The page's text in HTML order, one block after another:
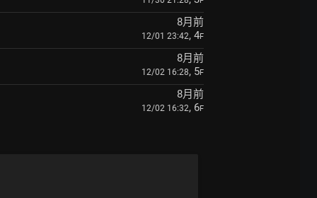
8月前
12/01 23:42, 4F
8月前
12/02 16:28, 5F
8月前
12/02 16:32, 6F